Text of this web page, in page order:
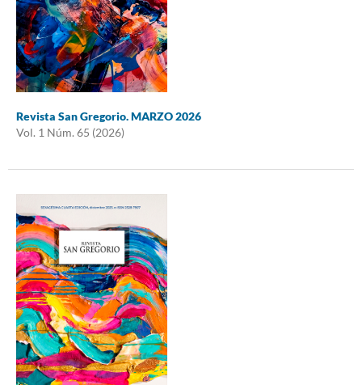
Revista San Gregorio. MARZO 2026
Vol. 1 Núm. 65 (2026)